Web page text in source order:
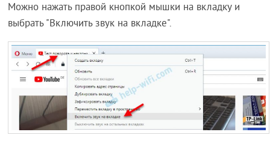
Можно нажать правой кнопкой мышки на вкладку и
выбрать "Включить звук на вкладке".